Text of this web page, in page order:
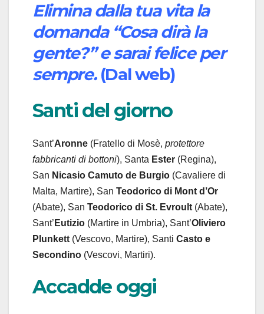
Elimina dalla tua vita la
domanda “Cosa dirà la
gente?” e sarai felice per
sempre.(Dal web)
Santi del giorno
Sant’Aronne (Fratello di Mosè, protettore
fabbricanti di bottoni), Santa Ester (Regina),
San Nicasio Camuto de Burgio (Cavaliere di
Malta, Martire), San Teodorico di Mont d’Or
(Abate), San Teodorico di St. Evroult (Abate),
Sant’ Eutizio (Martire in Umbria), Sant’Oliviero
Plunkett (Vescovo, Martire), Santi Casto e
Secondino (Vescovi, Martiri).
Accadde oggi